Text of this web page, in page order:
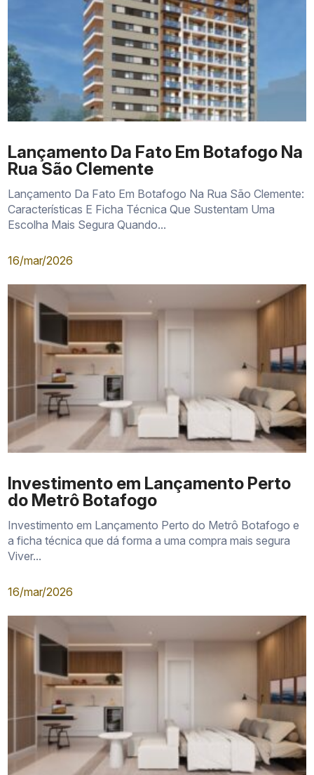
Lançamento Da Fato Em Botafogo Na
Rua São Clemente
Lançamento Da Fato Em Botafogo Na Rua São Clemente:
Características E Ficha Técnica Que Sustentam Uma
Escolha Mais Segura Quando...
16/mar/2026
Investimento em Lançamento Perto
do Metrô Botafogo
Investimento em Lançamento Perto do Metrô Botafogo e
a ficha técnica que dá forma a uma compra mais segura
Viver...
16/mar/2026